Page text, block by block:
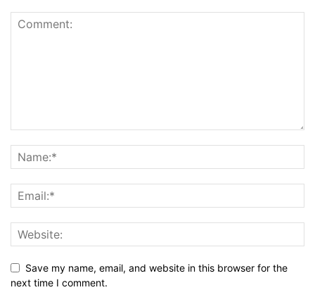
Save my name, email, and website in this browser for the
next time I comment.